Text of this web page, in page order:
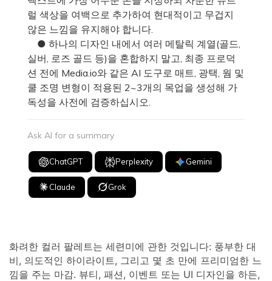
럴 색상을 여백으로 추가하여 현대적이고 무겁지
않은 느낌을 유지해야 합니다.
● 하나의 디자인 내에서 여러 메탈릭 계열(골드,
실버, 로즈 골드 등)을 혼합하지 말고, 최종 프로덕
션 전에 Media.io와 같은 AI 도구로 매트, 광택, 웜 및
쿨 조명 변형이 적용된 2~3개의 목업을 생성해 가
독성을 사전에 검증하십시오.
Ask AI for a summary
ChatGPT Perplexity Gemini
Claude Grok
화려한 컬러 팔레트는 세련미에 관한 것입니다: 풍부한 대
비, 의도적인 하이라이트, 그리고 몇 초 만에 프리미엄한 느
낌을 주는 마감. 뷰티, 패션, 이벤트 또는 UI 디자인을 하든,